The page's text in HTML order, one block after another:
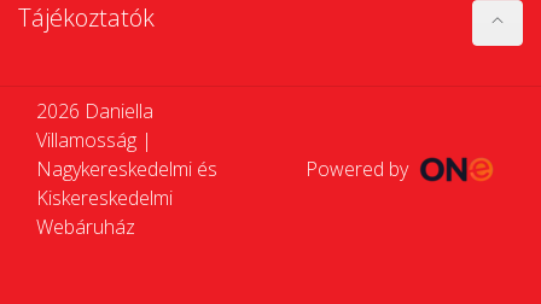
Tájékoztatók
2026 Daniella
Villamosság |
Nagykereskedelmi és
Kiskereskedelmi
Webáruház
Powered by